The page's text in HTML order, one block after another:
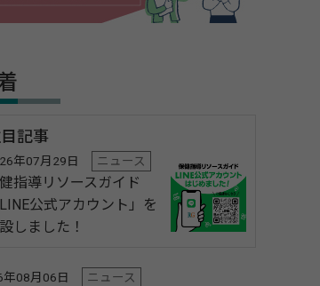
記事
年07月29日 ニュース
指導リソースガイド
LINE公式アカウント」を
しました！
年08月06日 ニュース